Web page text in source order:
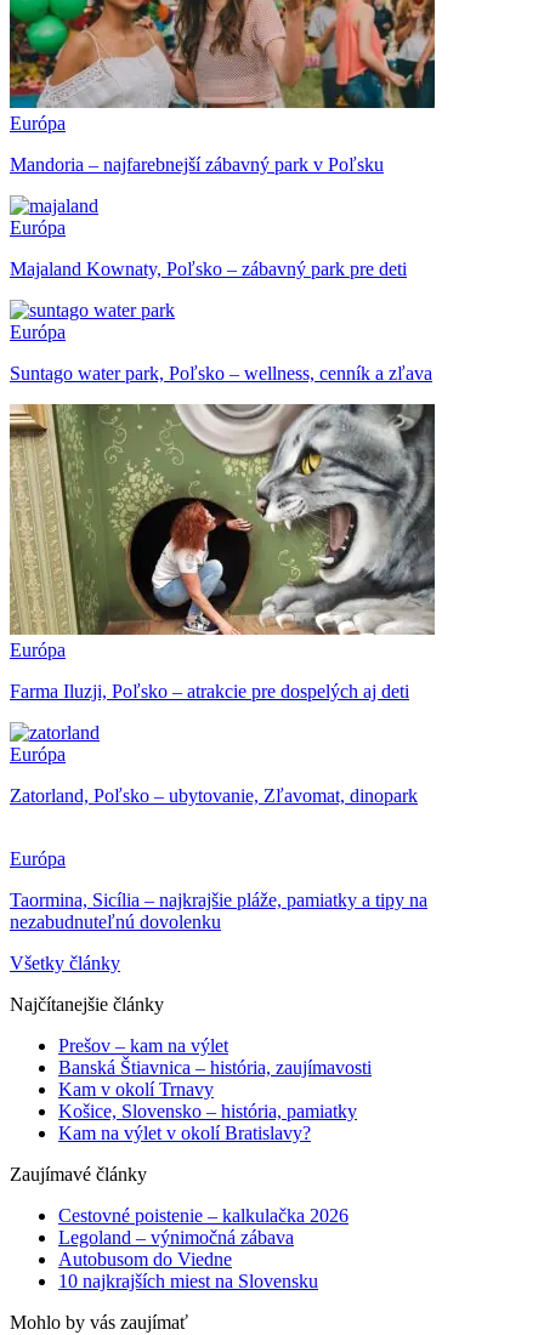
Európa
Mandoria – najfarebnejší zábavný park v Poľsku
Európa
Majaland Kownaty, Poľsko – zábavný park pre deti
Európa
Suntago water park, Poľsko – wellness, cenník a zľava
Európa
Farma Iluzji, Poľsko – atrakcie pre dospelých aj deti
Európa
Zatorland, Poľsko – ubytovanie, Zľavomat, dinopark
Európa
Taormina, Sicília – najkrajšie pláže, pamiatky a tipy na
nezabudnuteľnú dovolenku
Všetky články
Najčítanejšie články
Prešov – kam na výlet
Banská Štiavnica – história, zaujímavosti
Kam v okolí Trnavy
Košice, Slovensko – história, pamiatky
Kam na výlet v okolí Bratislavy?
Zaujímavé články
Cestovné poistenie – kalkulačka 2026
Legoland – výnimočná zábava
Autobusom do Viedne
10 najkrajších miest na Slovensku
Mohlo by vás zaujímať